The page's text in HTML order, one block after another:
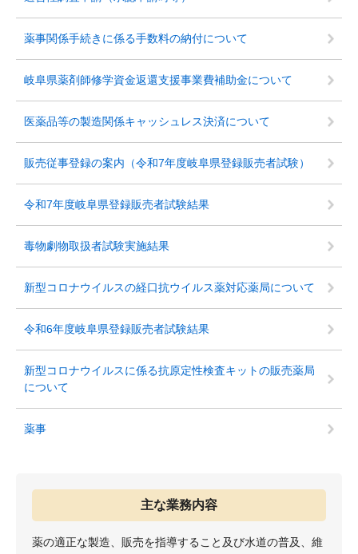
薬事関係手続きに係る手数料の納付について
岐阜県薬剤師修学資金返還支援事業費補助金について
医薬品等の製造関係キャッシュレス決済について
販売従事登録の案内（令和7年度岐阜県登録販売者試験）
令和7年度岐阜県登録販売者試験結果
毒物劇物取扱者試験実施結果
新型コロナウイルスの経口抗ウイルス薬対応薬局について
令和6年度岐阜県登録販売者試験結果
新型コロナウイルスに係る抗原定性検査キットの販売薬局
について
薬事
主な業務内容
薬の適正な製造、販売を指導すること及び水道の普及、維